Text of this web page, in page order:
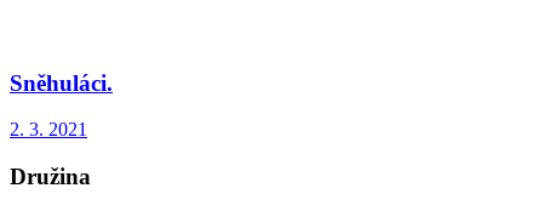
Sněhuláci.
2. 3. 2021
Družina